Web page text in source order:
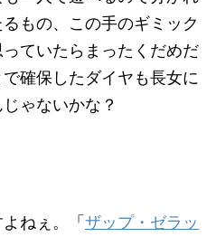
もの、この手のギミック
ていたらまったくだめだ
確保したダイヤも長女に
ゃないかな？
ねぇ。「 ザップ・ゼラッ